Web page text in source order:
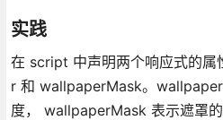
实践
在 script 中声明两个响应式的
r 和 wallpaperMask。
度， wallpaperMask 表示遮罩